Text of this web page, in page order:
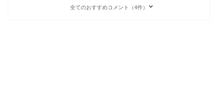
全てのおすすめコメント（4件）